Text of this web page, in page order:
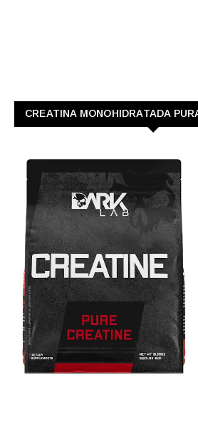
CREATINA MONOHIDRATADA